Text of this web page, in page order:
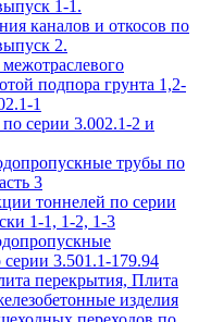
1-1.
каналов и откосов по
2.
подпора грунта 1,2-
1
серии 3.002.1-2 и
трубы по
3
тоннелей по серии
1-1, 1-2, 1-3
3.501.1-179.94
перекрытия, Плита
изделия